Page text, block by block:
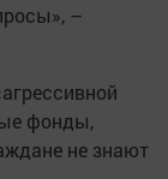
–
фонды,
не знают